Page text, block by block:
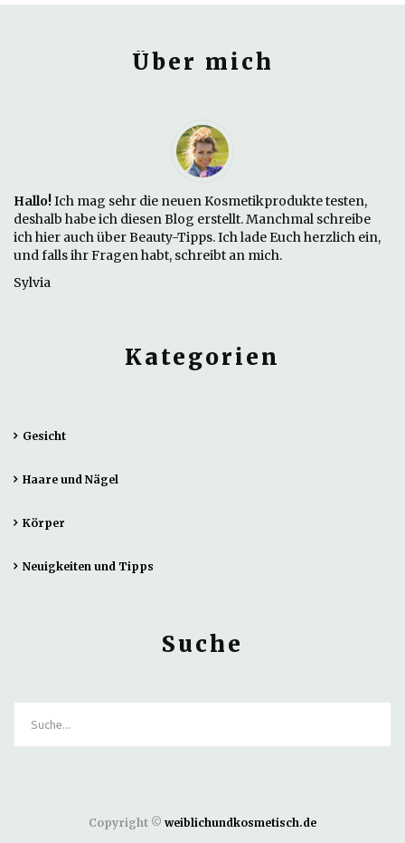
Über mich
Hallo!Ich mag sehr die neuen Kosmetikprodukte testen,
deshalb habe ich diesen Blog erstellt. Manchmal schreibe
ich hier auch über Beauty-Tipps. Ich lade Euch herzlich ein,
und falls ihr Fragen habt, schreibt an mich.
Sylvia
Kategorien
Gesicht
Haare und Nägel
Körper
Neuigkeiten und Tipps
Suche
Copyright © weiblichundkosmetisch.de